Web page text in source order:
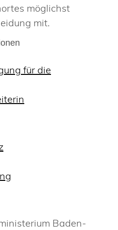
möglichst
mit.
für die
Baden-